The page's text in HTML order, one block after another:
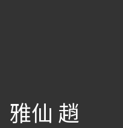
雅仙 趙